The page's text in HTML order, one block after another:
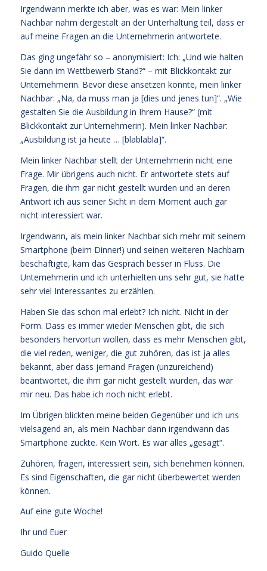
Irgendwann merkte ich aber, was es war: Mein linker
Nachbar nahm dergestalt an der Unterhaltung teil, dass er
auf meine Fragen an die Unternehmerin antwortete.
Das ging ungefähr so – anonymisiert: Ich: „Und wie halten
Sie dann im Wettbewerb Stand?“ – mit Blickkontakt zur
Unternehmerin. Bevor diese ansetzen konnte, mein linker
Nachbar: „Na, da muss man ja [dies und jenes tun]“. „Wie
gestalten Sie die Ausbildung in Ihrem Hause?“ (mit
Blickkontakt zur Unternehmerin). Mein linker Nachbar:
„Ausbildung ist ja heute … [blablabla]“.
Mein linker Nachbar stellt der Unternehmerin nicht eine
Frage. Mir übrigens auch nicht. Er antwortete stets auf
Fragen, die ihm gar nicht gestellt wurden und an deren
Antwort ich aus seiner Sicht in dem Moment auch gar
nicht interessiert war.
Irgendwann, als mein linker Nachbar sich mehr mit seinem
Smartphone (beim Dinner!) und seinen weiteren Nachbarn
beschäftigte, kam das Gespräch besser in Fluss. Die
Unternehmerin und ich unterhielten uns sehr gut, sie hatte
sehr viel Interessantes zu erzählen.
Haben Sie das schon mal erlebt? Ich nicht. Nicht in der
Form. Dass es immer wieder Menschen gibt, die sich
besonders hervortun wollen, dass es mehr Menschen gibt,
die viel reden, weniger, die gut zuhören, das ist ja alles
bekannt, aber dass jemand Fragen (unzureichend)
beantwortet, die ihm gar nicht gestellt wurden, das war
mir neu. Das habe ich noch nicht erlebt.
Im Übrigen blickten meine beiden Gegenüber und ich uns
vielsagend an, als mein Nachbar dann irgendwann das
Smartphone zückte. Kein Wort. Es war alles „gesagt“.
Zuhören, fragen, interessiert sein, sich benehmen können.
Es sind Eigenschaften, die gar nicht überbewertet werden
können.
Auf eine gute Woche!
Ihr und Euer
Guido Quelle